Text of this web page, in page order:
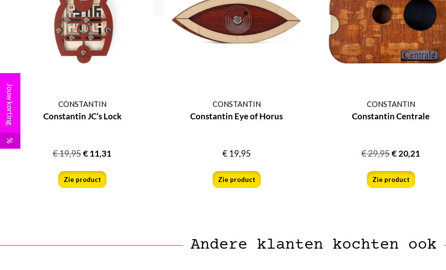
CONSTANTIN
Constantin JC’s Lock
€19,95€11,31
Zie product
CONSTANTIN
Constantin Eye of Horus
€19,95
Zie product
CONSTANTIN
Constantin Centrale
€29,95€20,21
Zie product
Andere klanten kochten ook
Jouw korting
%